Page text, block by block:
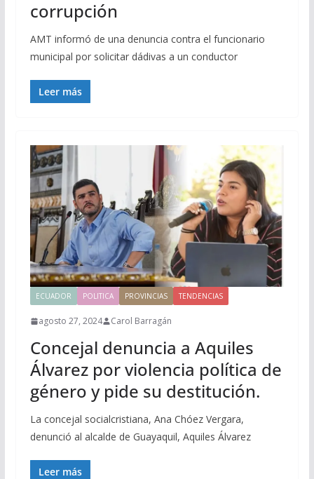
corrupción
AMT informó de una denuncia contra el funcionario
municipal por solicitar dádivas a un conductor
Leer más
ECUADOR POLITICA PROVINCIAS TENDENCIAS
agosto 27, 2024 Carol Barragán
Concejal denuncia a Aquiles
Álvarez por violencia política de
género y pide su destitución.
La concejal socialcristiana, Ana Chóez Vergara,
denunció al alcalde de Guayaquil, Aquiles Álvarez
Leer más